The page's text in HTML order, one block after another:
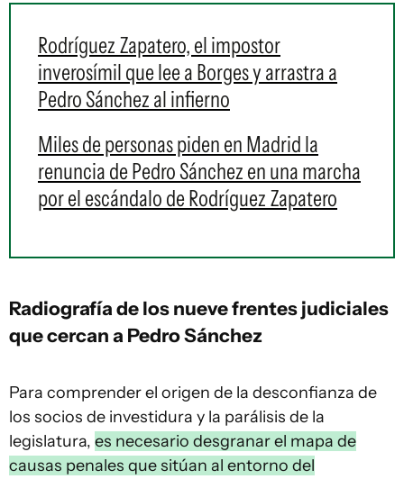
Rodríguez Zapatero, el impostor
inverosímil que lee a Borges y arrastra a
Pedro Sánchez al infierno
Miles de personas piden en Madrid la
renuncia de Pedro Sánchez en una marcha
por el escándalo de Rodríguez Zapatero
Radiografía de los nueve frentes judiciales
que cercan a Pedro Sánchez
Para comprender el origen de la desconfianza de
los socios de investidura y la parálisis de la
legislatura, es necesario desgranar el mapa de
causas penales que sitúan al entorno del